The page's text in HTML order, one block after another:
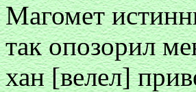
Магомет
так опозорил
хан [велел]